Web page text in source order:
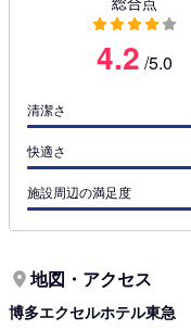
4.2 /5.0
清潔さ
快適さ
施設周辺の満足度
地図・アクセス
博多エクセルホテル東急